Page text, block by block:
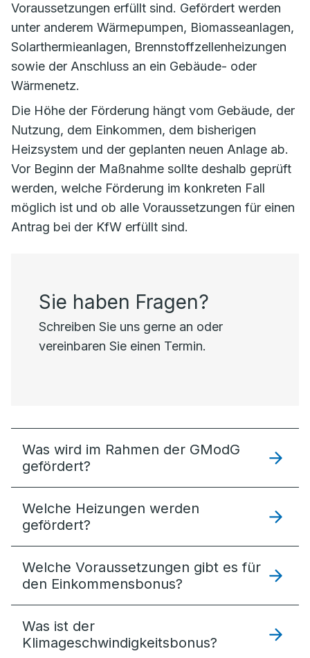
Voraussetzungen erfüllt sind. Gefördert werden
unter anderem Wärmepumpen, Biomasseanlagen,
Solarthermieanlagen, Brennstoffzellenheizungen
sowie der Anschluss an ein Gebäude- oder
Wärmenetz.
Die Höhe der Förderung hängt vom Gebäude, der
Nutzung, dem Einkommen, dem bisherigen
Heizsystem und der geplanten neuen Anlage ab.
Vor Beginn der Maßnahme sollte deshalb geprüft
werden, welche Förderung im konkreten Fall
möglich ist und ob alle Voraussetzungen für einen
Antrag bei der KfW erfüllt sind.
Sie haben Fragen?
Schreiben Sie uns gerne an oder
vereinbaren Sie einen Termin.
Was wird im Rahmen der GModG
gefördert?
Welche Heizungen werden
gefördert?
Welche Voraussetzungen gibt es für
den Einkommensbonus?
Was ist der
Klimageschwindigkeitsbonus?